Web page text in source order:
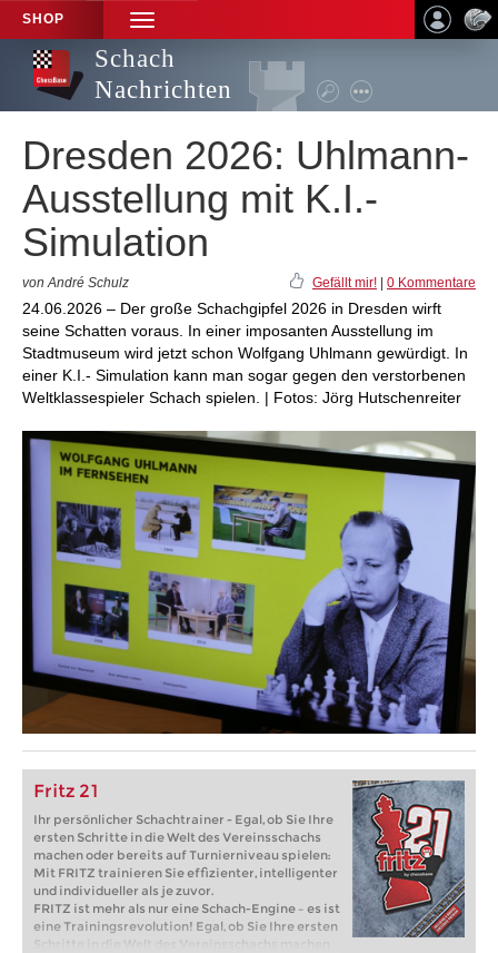
SHOP
TOGGLE
NAVIGATION
Schach
Nachrichten
Dresden 2026: Uhlmann-
Ausstellung mit K.I.-
Simulation
von André Schulz Gefällt mir! 0 Kommentare
24.06.2026 – Der große Schachgipfel 2026 in Dresden wirft
seine Schatten voraus. In einer imposanten Ausstellung im
Stadtmuseum wird jetzt schon Wolfgang Uhlmann gewürdigt. In
einer K.I.- Simulation kann man sogar gegen den verstorbenen
Weltklassespieler Schach spielen. | Fotos: Jörg Hutschenreiter
Fritz 21
Ihr persönlicher Schachtrainer - Egal, ob Sie Ihre
ersten Schritte in die Welt des Vereinsschachs
machen oder bereits auf Turnierniveau spielen:
Mit FRITZ trainieren Sie effizienter, intelligenter
und individueller als je zuvor.
FRITZ ist mehr als nur eine Schach-Engine – es ist
eine Trainingsrevolution! Egal, ob Sie Ihre ersten
Schritte in die Welt des Vereinsschachs machen